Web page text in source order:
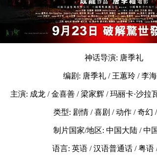
神话导演: 唐季礼
编剧: 唐季礼 / 王蕙玲 / 李
主演: 成龙 / 金喜善 / 梁家辉 / 玛丽卡·沙
类型: 剧情 / 喜剧 / 动作 / 奇幻
制片国家/地区: 中国大陆 / 中
语言: 英语 / 汉语普通话 / 粤语